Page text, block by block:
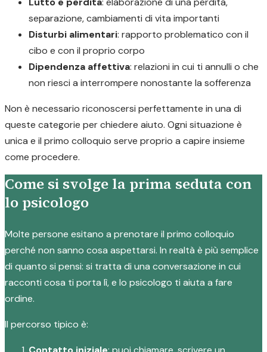
separazione, cambiamenti di vita importanti
Disturbi alimentari: rapporto problematico con il
cibo e con il proprio corpo
Dipendenza affettiva: relazioni in cui ti annulli o che
non riesci a interrompere nonostante la sofferenza
Non è necessario riconoscersi perfettamente in una di
queste categorie per chiedere aiuto. Ogni situazione è
unica e il primo colloquio serve proprio a capire insieme
come procedere.
Come si svolge la prima seduta con
lo psicologo
Molte persone esitano a prenotare il primo colloquio
perché non sanno cosa aspettarsi. In realtà è più semplice
di quanto si pensi: si tratta di una conversazione in cui
racconti cosa ti porta lì, e lo psicologo ti aiuta a fare
ordine.
Il percorso tipico è: